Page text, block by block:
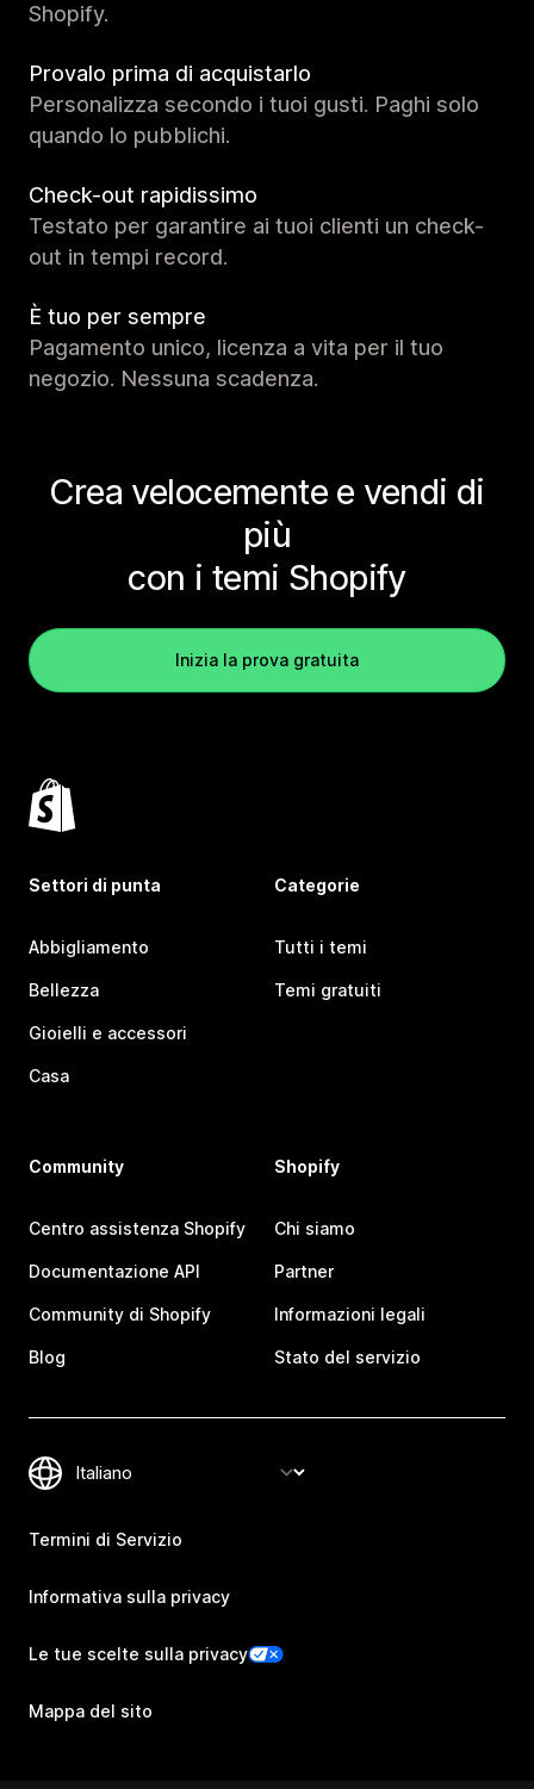
Shopify.
Provalo prima di acquistarlo
Personalizza secondo i tuoi gusti. Paghi solo
quando lo pubblichi.
Check-out rapidissimo
Testato per garantire ai tuoi clienti un check-
out in tempi record.
È tuo per sempre
Pagamento unico, licenza a vita per il tuo
negozio. Nessuna scadenza.
Crea velocemente e vendi di
più
con i temi Shopify
Inizia la prova gratuita
Settori di punta
Abbigliamento
Bellezza
Gioielli e accessori
Casa
Categorie
Tutti i temi
Temi gratuiti
Community
Centro assistenza Shopify
Documentazione API
Community di Shopify
Blog
Shopify
Chi siamo
Partner
Informazioni legali
Stato del servizio
Termini di Servizio
Informativa sulla privacy
Le tue scelte sulla privacy
Mappa del sito